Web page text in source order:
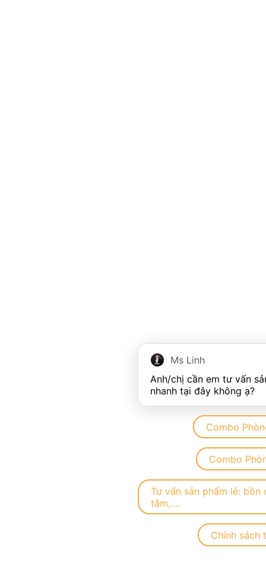
Ms Linh
Anh/chị cần em tư vấn
Combo
Combo
Tư vấn sản phẩm lẻ: bồn
tắm,....
Chính sách